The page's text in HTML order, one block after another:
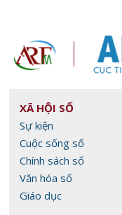
XÃ HỘI SỐ
Sự kiện
Cuộc sống số
Chính sách số
Văn hóa số
Giáo dục